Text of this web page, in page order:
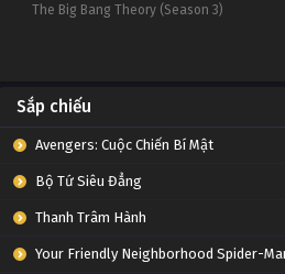
The Big Bang Theory (Season 3)
Sắp chiếu
Avengers: Cuộc Chiến Bí Mật
Bộ Tứ Siêu Đẳng
Thanh Trâm Hành
Your Friendly Neighborhood Spider-